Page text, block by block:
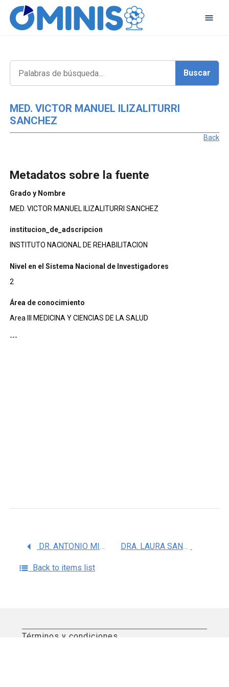
MED. VICTOR MANUEL ILIZALITURRI
SANCHEZ
Back
Metadatos sobre la fuente
Grado y Nombre
MED. VICTOR MANUEL ILIZALITURRI SANCHEZ
institucion_de_adscripcion
INSTITUTO NACIONAL DE REHABILITACION
Nivel en el Sistema Nacional de Investigadores
2
Área de conocimiento
Area III MEDICINA Y CIENCIAS DE LA SALUD
---
DR. ANTONIO MIRANDA DUARTE DRA. LAURA SANCHEZ CHAPUL
Back to items list
Términos y condiciones